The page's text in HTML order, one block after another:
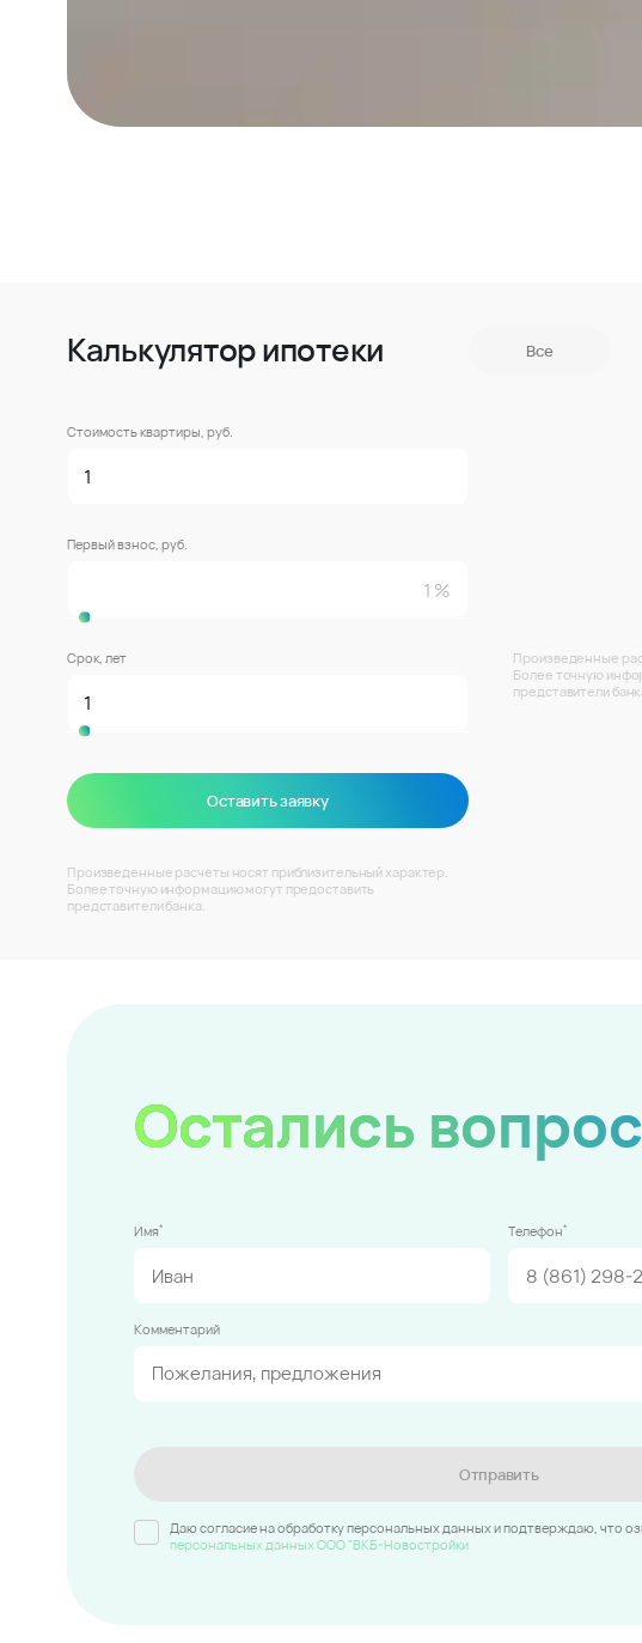
Калькулятор ипотеки Все
Стоимость квартиры, руб.
Первый взнос, руб.
Срок, лет
Оставить заявку
Произведенные расчеты носят приблизительный характер.
Более точную информацию могут предоставить
представители банка.
Произведенные
Более точную
представители
Остались
Имя* Телефон*
Комментарий
Отправить
Даю согласие на обработку персональных данных и подтверждаю, что
персональных данных ООО "ВКБ-Новостройки